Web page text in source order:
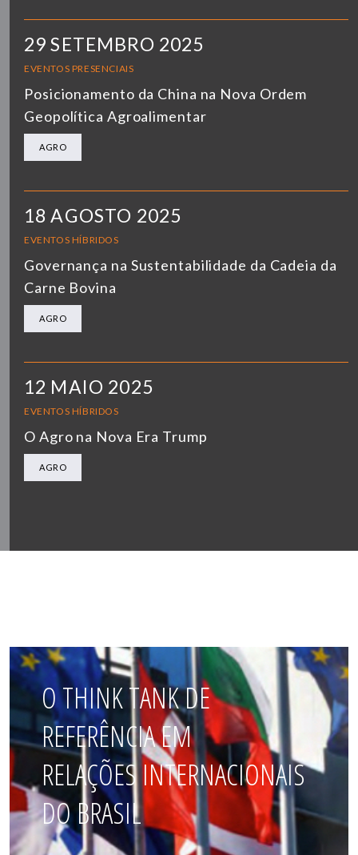
29 SETEMBRO 2025
EVENTOS PRESENCIAIS
Posicionamento da China na Nova Ordem
Geopolítica Agroalimentar
AGRO
18 AGOSTO 2025
EVENTOS HÍBRIDOS
Governança na Sustentabilidade da Cadeia da
Carne Bovina
AGRO
12 MAIO 2025
EVENTOS HÍBRIDOS
O Agro na Nova Era Trump
AGRO
O THINK TANK DE
REFERÊNCIA EM
RELAÇÕES INTERNACIONAIS
DO BRASIL